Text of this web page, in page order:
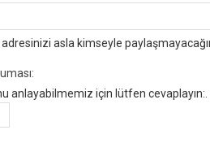
asla kimseyle
anlayabilmemiz için lütfen cevaplayın:.